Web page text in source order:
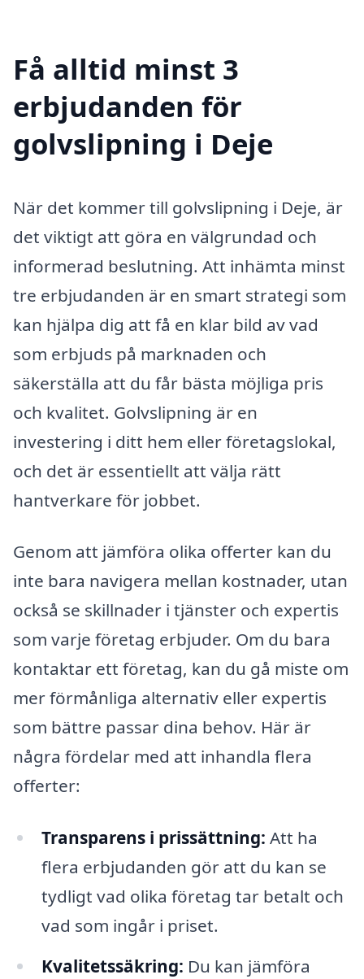
Få alltid minst 3
erbjudanden för
golvslipning i Deje
När det kommer till golvslipning i Deje, är
det viktigt att göra en välgrundad och
informerad beslutning. Att inhämta minst
tre erbjudanden är en smart strategi som
kan hjälpa dig att få en klar bild av vad
som erbjuds på marknaden och
säkerställa att du får bästa möjliga pris
och kvalitet. Golvslipning är en
investering i ditt hem eller företagslokal,
och det är essentiellt att välja rätt
hantverkare för jobbet.
Genom att jämföra olika offerter kan du
inte bara navigera mellan kostnader, utan
också se skillnader i tjänster och expertis
som varje företag erbjuder. Om du bara
kontaktar ett företag, kan du gå miste om
mer förmånliga alternativ eller expertis
som bättre passar dina behov. Här är
några fördelar med att inhandla flera
offerter:
Transparens i prissättning: Att ha
flera erbjudanden gör att du kan se
tydligt vad olika företag tar betalt och
vad som ingår i priset.
Kvalitetssäkring: Du kan jämföra